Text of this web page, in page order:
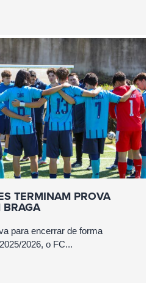
TERMINAM PROVA
para encerrar de forma
2026, o FC...